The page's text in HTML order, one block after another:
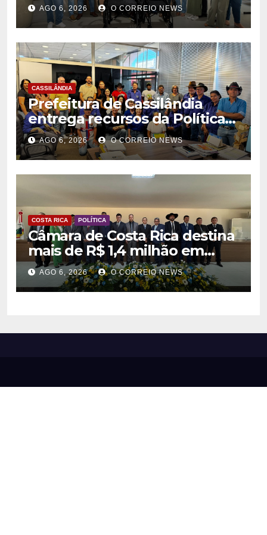
na rede municipal de saúde
AGO 6, 2026 O CORREIO NEWS
CASSILÂNDIA
Prefeitura de Cassilândia
entrega recursos da Política
Nacional Aldir Blanc a
agentes culturais
AGO 6, 2026 O CORREIO NEWS
COSTA RICA POLÍTICA
Câmara de Costa Rica destina
mais de R$ 1,4 milhão em
emendas para investimentos
em diversas áreas
AGO 6, 2026 O CORREIO NEWS